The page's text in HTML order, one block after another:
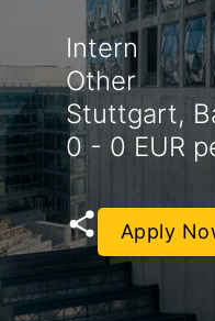
Intern
Other
Stuttgart,
0 - 0 EUR
Apply